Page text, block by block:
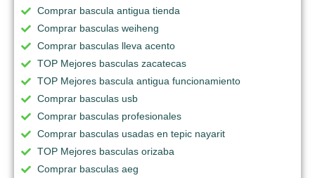
Comprar bascula antigua tienda
Comprar basculas weiheng
Comprar basculas lleva acento
TOP Mejores basculas zacatecas
TOP Mejores bascula antigua funcionamiento
Comprar basculas usb
Comprar basculas profesionales
Comprar basculas usadas en tepic nayarit
TOP Mejores basculas orizaba
Comprar basculas aeg